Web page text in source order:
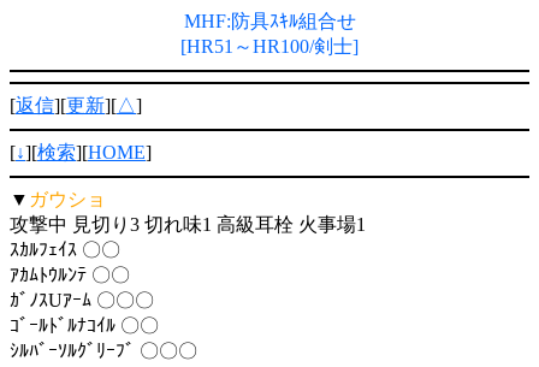
MHF:防具ｽｷﾙ組合せ
[HR51～HR100/剣士]
[返信][更新][△]
[↓][検索][HOME]
▼ ガウショ
攻撃中 見切り3 切れ味1 高級耳栓 火事場1
ｽｶﾙﾌｪｲｽ 〇〇
ｱｶﾑﾄｳﾙﾝﾃ 〇〇
ｶﾞﾉｽUｱｰﾑ 〇〇〇
ｺﾞｰﾙﾄﾞﾙﾅｺｲﾙ 〇〇
ｼﾙﾊﾞｰｿﾙｸﾞﾘｰﾌﾞ 〇〇〇